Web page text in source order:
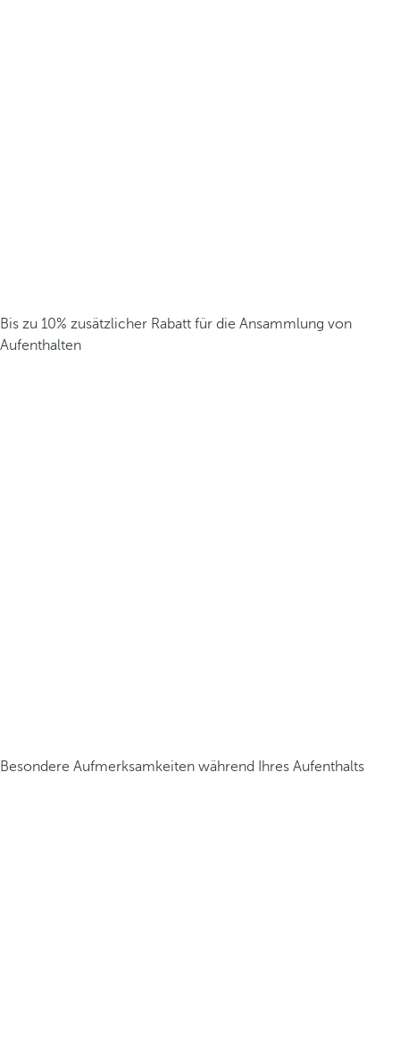
Bis zu 10% zusätzlicher Rabatt für die Ansammlung von
Aufenthalten
Besondere Aufmerksamkeiten während Ihres Aufenthalts